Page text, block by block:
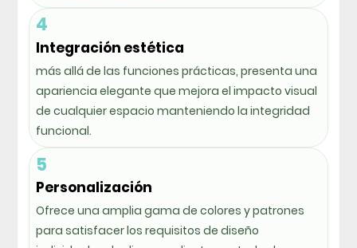
4
Integración estética
más allá de las funciones prácticas, presenta una
apariencia elegante que mejora el impacto visual
de cualquier espacio manteniendo la integridad
funcional.
5
Personalización
Ofrece una amplia gama de colores y patrones
para satisfacer los requisitos de diseño